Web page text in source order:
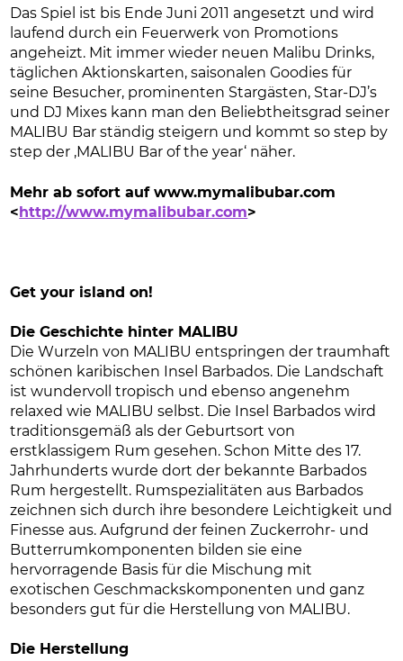
Das Spiel ist bis Ende Juni 2011 angesetzt und wird
laufend durch ein Feuerwerk von Promotions
angeheizt. Mit immer wieder neuen Malibu Drinks,
täglichen Aktionskarten, saisonalen Goodies für
seine Besucher, prominenten Stargästen, Star-DJ’s
und DJ Mixes kann man den Beliebtheitsgrad seiner
MALIBU Bar ständig steigern und kommt so step by
step der ‚MALIBU Bar of the year‘ näher.
Mehr ab sofort auf www.mymalibubar.com
< http://www.mymalibubar.com>
Get your island on!
Die Geschichte hinter MALIBU
Die Wurzeln von MALIBU entspringen der traumhaft
schönen karibischen Insel Barbados. Die Landschaft
ist wundervoll tropisch und ebenso angenehm
relaxed wie MALIBU selbst. Die Insel Barbados wird
traditionsgemäß als der Geburtsort von
erstklassigem Rum gesehen. Schon Mitte des 17.
Jahrhunderts wurde dort der bekannte Barbados
Rum hergestellt. Rumspezialitäten aus Barbados
zeichnen sich durch ihre besondere Leichtigkeit und
Finesse aus. Aufgrund der feinen Zuckerrohr- und
Butterrumkomponenten bilden sie eine
hervorragende Basis für die Mischung mit
exotischen Geschmackskomponenten und ganz
besonders gut für die Herstellung von MALIBU.
Die Herstellung